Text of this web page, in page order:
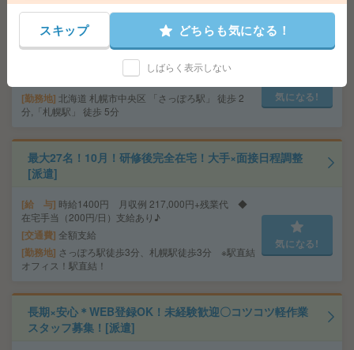
【10月開始】直接雇用も！未経験でもOK！ゆったり事務
[派遣]
勤務地 北海道 札幌市中央区 「さっぽろ駅」 徒歩 2
分,「札幌駅」 徒歩 5分
気になる!
最大27名！10月！研修後完全在宅！大手×面接日程調整
[派遣]
給 与 時給1400円 月収例 217,000円+残業代 ◆
在宅手当（200円/日）支給あり♪
交通費 全額支給
勤務地 さっぽろ駅徒歩3分、札幌駅徒歩3分 ※駅直結
オフィス！駅直結！
気になる!
長期×安心＊WEB登録OK！未経験歓迎〇コツコツ軽作業
スタッフ募集！[派遣]
スキップ どちらも気になる！
しばらく表示しない